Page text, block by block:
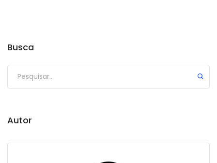
Busca
Autor